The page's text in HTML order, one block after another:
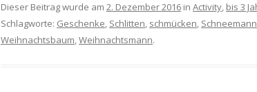
Dieser Beitrag wurde am 2. Dezember 2016 in Activity, bis 3
Schlagworte: Geschenke, Schlitten, schmücken, Schneemann
Weihnachtsbaum,Weihnachtsmann.